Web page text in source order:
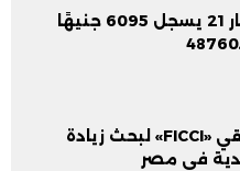
الذهب اليوم.. عيار 21 يسجل 6095 جنيهًا
وزير الصناعة يلتقي «FICCI» لبحث زيادة
في مصر